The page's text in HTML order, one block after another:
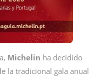
Michelin ha decidido
la tradicional gala anual